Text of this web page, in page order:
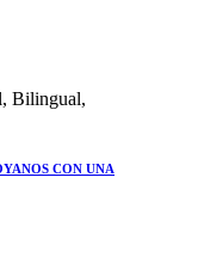
Bilingual,
CON UNA